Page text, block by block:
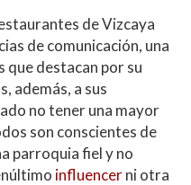
de Vizcaya
de comunicación, una
que destacan por su
además, a sus
no tener una mayor
son conscientes de
parroquia fiel y no
influencerni otra